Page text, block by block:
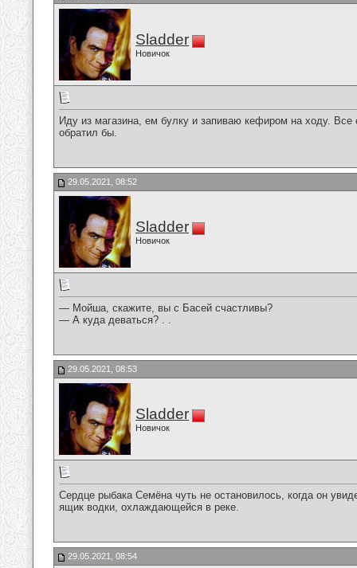
Sladder
Новичок
Иду из магазина, ем булку и запиваю кефиром на ходу.
обратил бы.
29.05.2021, 08:52
Sladder
Новичок
— Мойша, скажите, вы с Басей счастливы?
— А куда деваться? . .
29.05.2021, 08:53
Sladder
Новичок
Сердце рыбака Семёна чуть не остановилось, когда он
ящик водки, охлаждающейся в реке.
29.05.2021, 08:54